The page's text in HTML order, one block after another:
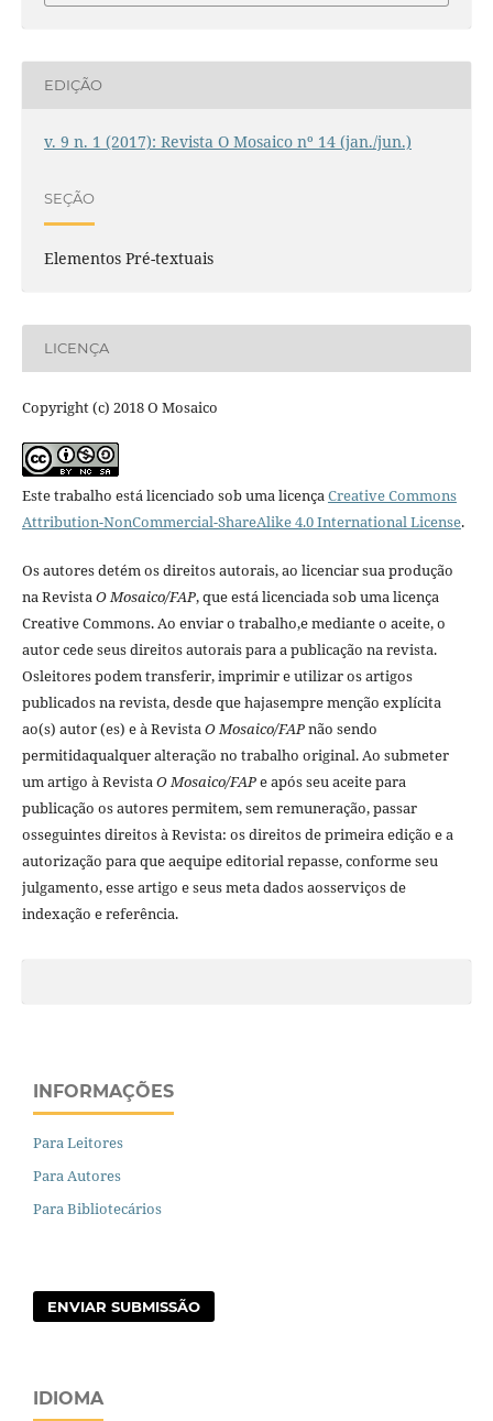
EDIÇÃO
v. 9 n. 1 (2017): Revista O Mosaico nº 14 (jan./jun.)
SEÇÃO
Elementos Pré-textuais
LICENÇA
Copyright (c) 2018 O Mosaico
Este trabalho está licenciado sob uma licençaCreative Commons
Attribution-NonCommercial-ShareAlike 4.0 International License.
Os autores detém os direitos autorais, ao licenciar sua produção
na RevistaO Mosaico/FAP, que está licenciada sob uma licença
Creative Commons. Ao enviar o trabalho,e mediante o aceite, o
autor cede seus direitos autorais para a publicação na revista.
Osleitores podem transferir, imprimir e utilizar os artigos
publicados na revista, desde que hajasempre menção explí­cita
ao(s) autor (es) e à RevistaO Mosaico/FAPnão sendo
permitidaqualquer alteração no trabalho original. Ao submeter
um artigo à RevistaO Mosaico/FAPe após seu aceite para
publicação os autores permitem, sem remuneração, passar
osseguintes direitos à Revista: os direitos de primeira edição e a
autorização para que aequipe editorial repasse, conforme seu
julgamento, esse artigo e seus meta dados aosserviços de
indexação e referência.
INFORMAÇÕES
Para Leitores
Para Autores
Para Bibliotecários
ENVIAR SUBMISSÃO
IDIOMA